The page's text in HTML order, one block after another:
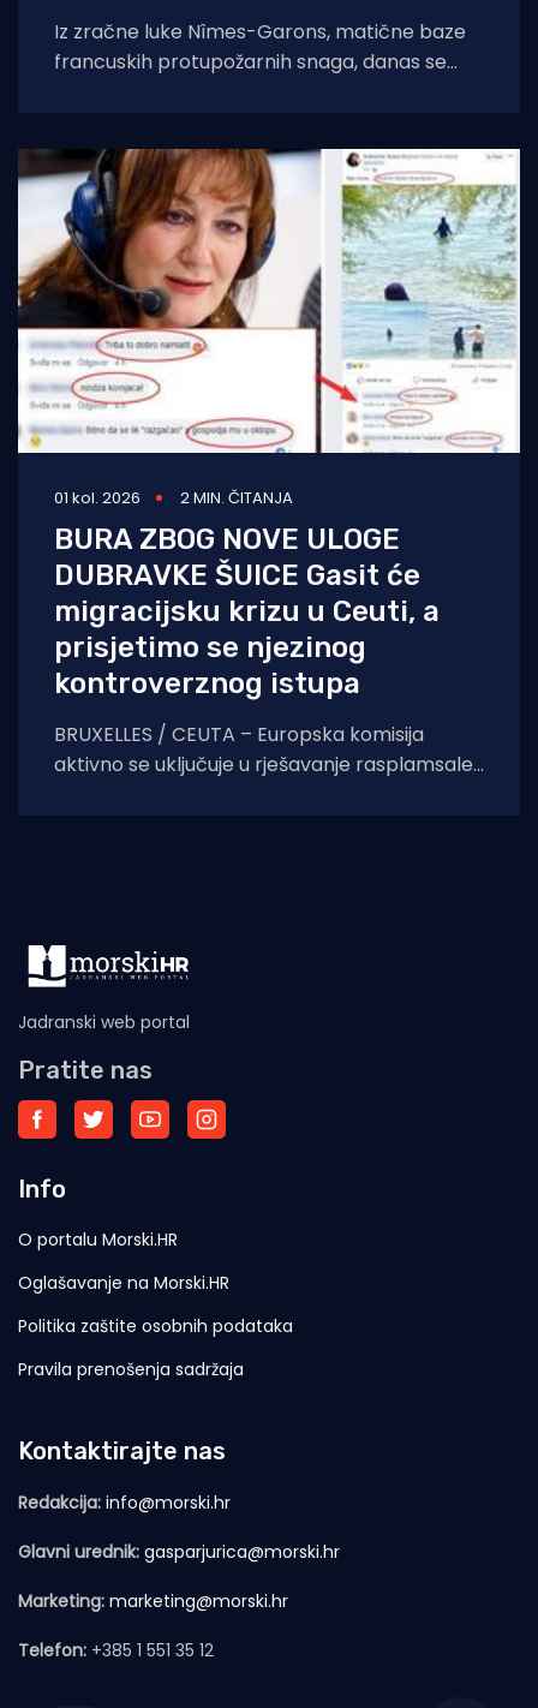
Iz zračne luke Nîmes-Garons, matične baze
francuskih protupožarnih snaga, danas se
01 kol. 2026 2 MIN. ČITANJA
BURA ZBOG NOVE ULOGE
DUBRAVKE ŠUICE Gasit će
migracijsku krizu u Ceuti, a
prisjetimo se njezinog
kontroverznog istupa
BRUXELLES / CEUTA – Europska komisija
aktivno se uključuje u rješavanje rasplamsale
Jadranski web portal
Pratite nas
Info
O portalu Morski.HR
Oglašavanje na Morski.HR
Politika zaštite osobnih podataka
Pravila prenošenja sadržaja
Kontaktirajte nas
Redakcija: info@morski.hr
Glavni urednik: gasparjurica@morski.hr
Marketing: marketing@morski.hr
Telefon: +385 1 551 35 12